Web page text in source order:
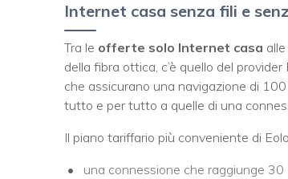
Internet casa senza fili e
Tra le offerte solo Internet casa
della fibra ottica, c’è quello del
che assicurano una navigazione di
tutto e per tutto a quelle di una
Il piano tariffario più conveniente di
una connessione che raggiunge